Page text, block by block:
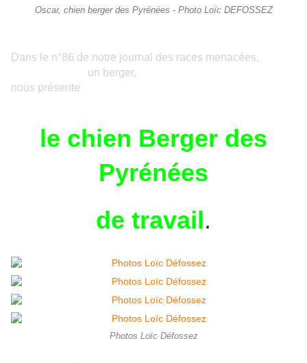
Oscar, chien berger des Pyrénées - Photo Loïc DEFOSSEZ
Dans le n°86 de notre journal des races menacées,
un berger,
nous présente
le chien Berger des
Pyrénées
de travail.
Photos Loïc Défossez